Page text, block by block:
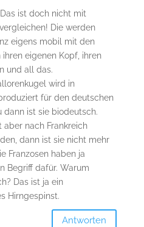
ist doch nicht mit
Die werden
eigens mobil mit den
ihren eigenen Kopf, ihren
und all das.
wird in
für den deutschen
dann ist sie biodeutsch.
aber nach Frankreich
dann ist sie nicht mehr
Franzosen haben ja
Begriff dafür. Warum
Das ist ja ein
Hirngespinst.
Antworten